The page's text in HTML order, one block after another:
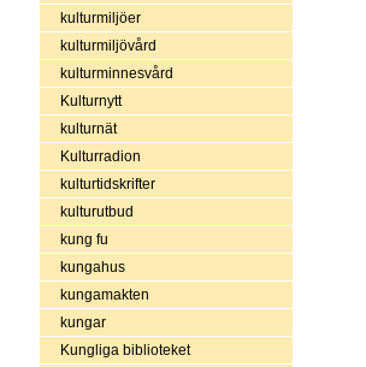
kulturmiljöer
kulturmiljövård
kulturminnesvård
Kulturnytt
kulturnät
Kulturradion
kulturtidskrifter
kulturutbud
kung fu
kungahus
kungamakten
kungar
Kungliga biblioteket